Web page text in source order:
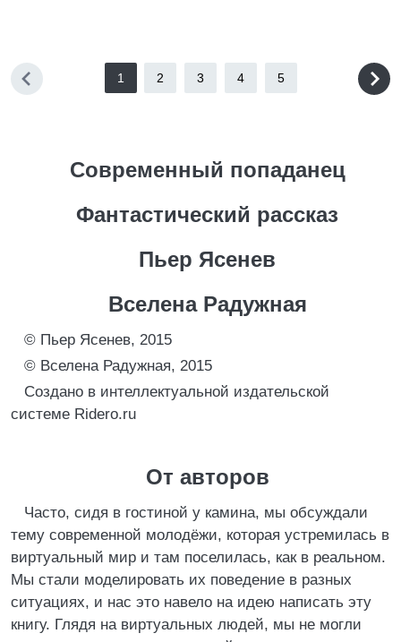
1 2 3 4 5
Современный попаданец
Фантастический рассказ
Пьер Ясенев
Вселена Радужная
© Пьер Ясенев, 2015
© Вселена Радужная, 2015
Создано в интеллектуальной издательской
системе Ridero.ru
От авторов
Часто, сидя в гостиной у камина, мы обсуждали
тему современной молодёжи, которая устремилась в
виртуальный мир и там поселилась, как в реальном.
Мы стали моделировать их поведение в разных
ситуациях, и нас это навело на идею написать эту
книгу. Глядя на виртуальных людей, мы не могли